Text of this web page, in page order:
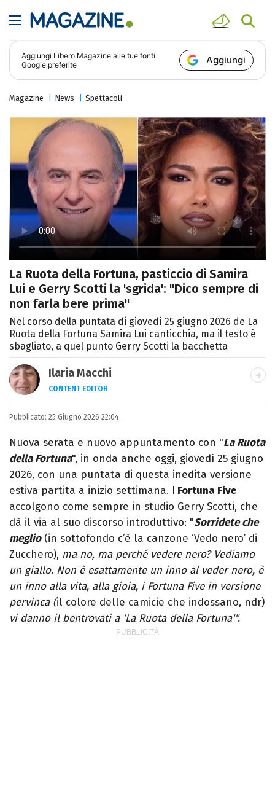
Aggiungi Libero Magazine alle tue fonti
Google preferite
Aggiungi
Magazine News Spettacoli
La Ruota della Fortuna, pasticcio di Samira
Lui e Gerry Scotti la 'sgrida': "Dico sempre di
non farla bere prima"
Nel corso della puntata di giovedì 25 giugno 2026 de La
Ruota della Fortuna Samira Lui canticchia, ma il testo è
sbagliato, a quel punto Gerry Scotti la bacchetta
Ilaria Macchi
CONTENT EDITOR
Laureata in Linguaggi dei Media, amo il
giornalismo, il calcio, la TV e la moda, dove
cerco sempre le ultime tendenze.
Pubblicato: 25 Giugno 2026 22:04
Nuova serata e nuovo appuntamento con "La Ruota
della Fortuna", in onda anche oggi, giovedì 25 giugno
2026, con una puntata di questa inedita versione
estiva partita a inizio settimana. I Fortuna Five
accolgono come sempre in studio Gerry Scotti, che
dà il via al suo discorso introduttivo: "Sorridete che
meglio(in sottofondo c’è la canzone ‘Vedo nero’ di
Zucchero), ma no, ma perché vedere nero? Vediamo
un giallo. Non è esattamente un inno al veder nero, è
un inno alla vita, alla gioia, i Fortuna Five in versione
pervinca (il colore delle camicie che indossano, ndr)
vi danno il bentrovati a ‘La Ruota della Fortuna'".